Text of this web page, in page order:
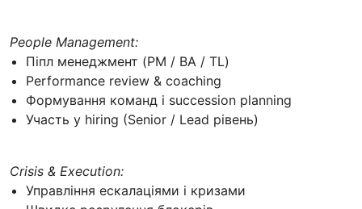
People Management:
Піпл менеджмент (PM / BA / TL)
Performance review & coaching
Формування команд і succession planning
Участь у hiring (Senior / Lead рівень)
Crisis & Execution:
Управління ескалаціями і кризами